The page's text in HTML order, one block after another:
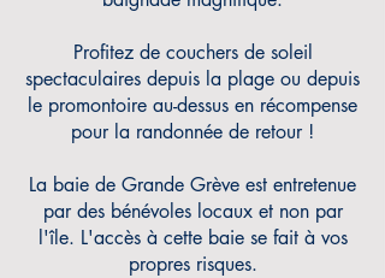
Profitez de couchers de soleil
spectaculaires depuis la plage ou depuis
le promontoire au-dessus en récompense
pour la randonnée de retour !
La baie de Grande Grève est entretenue
par des bénévoles locaux et non par
l'île. L'accès à cette baie se fait à vos
propres risques.